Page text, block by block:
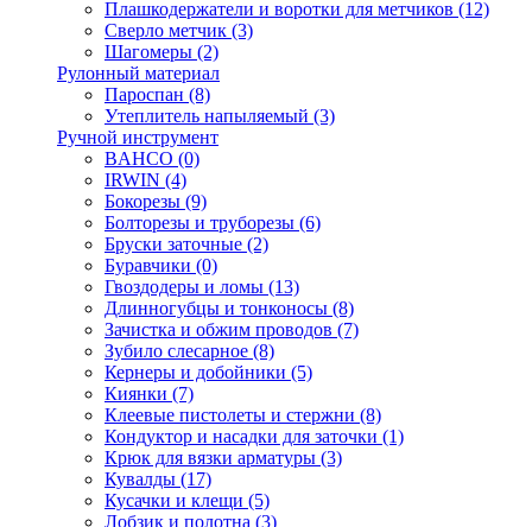
Плашкодержатели и воротки для метчиков (12)
Сверло метчик (3)
Шагомеры (2)
Рулонный материал
Пароспан (8)
Утеплитель напыляемый (3)
Ручной инструмент
BAHCO (0)
IRWIN (4)
Бокорезы (9)
Болторезы и труборезы (6)
Бруски заточные (2)
Буравчики (0)
Гвоздодеры и ломы (13)
Длинногубцы и тонконосы (8)
Зачистка и обжим проводов (7)
Зубило слесарное (8)
Кернеры и добойники (5)
Киянки (7)
Клеевые пистолеты и стержни (8)
Кондуктор и насадки для заточки (1)
Крюк для вязки арматуры (3)
Кувалды (17)
Кусачки и клещи (5)
Лобзик и полотна (3)